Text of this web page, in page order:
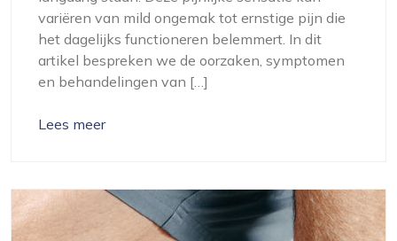
variëren van mild ongemak tot ernstige pijn die
het dagelijks functioneren belemmert. In dit
artikel bespreken we de oorzaken, symptomen
en behandelingen van […]
Lees meer